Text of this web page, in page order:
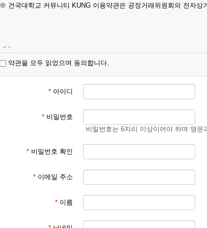
※ 건국대학교 커뮤니티 KUNG 이용약관은 공정거래위원회의 전자상
개요
스(이하 “서비스”라 한다)를 이용함에 있어 KUNG과 이용자의 권리․
제 2 조(정의)
이 약관에서 사용하는 용어의 정의는 다음 각 호와 같다.
약관을 모두 읽었으며 동의합니다.
* 아이디
* 비밀번호
비밀번호는 6자리 이상이어야 하며 영문
* 비밀번호 확인
* 이메일 주소
* 이름